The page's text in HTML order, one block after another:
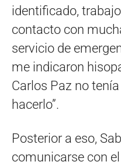
identificado,
contacto con
servicio de
me indicaron
Carlos Paz no
hacerlo”.
Posterior a eso,
comunicarse con